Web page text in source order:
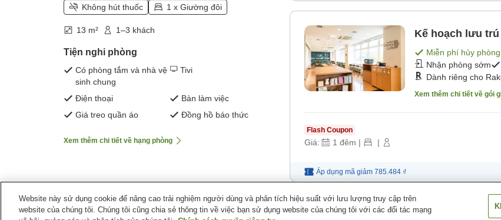
Không hút thuốc 1 x Giường đôi
13 m² 1–3 khách
Tiện nghi phòng
Có phòng tắm và nhà vệ
sinh chung
Tivi
Điện thoại
Bàn làm việc
Giá treo quần áo
Đồng hồ báo thức
Xem thêm chi tiết về hạng phòng
Kế hoạch lưu
Miễn phí hủy
Nhận phòng sớm
Dành riêng cho
Xem thêm chi tiết về gói
Flash Coupon
Giá: 1 đêm | |
Áp dụng mã giảm 785.484 ₫
Trang chủ Nhật Bản Tỉnh Niigata Thành phố Sanjo Comfort Hotel Tsubamesanjo
Website này sử dụng cookie để nâng cao trải nghiệm người dùng và phân tích hiệu suất với lưu lượng truy cập trên
website của chúng tôi. Chúng tôi cũng chia sẻ thông tin về việc bạn sử dụng website của chúng tôi với các đối tác mạng